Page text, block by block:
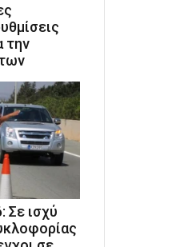
την
Σε ισχύ